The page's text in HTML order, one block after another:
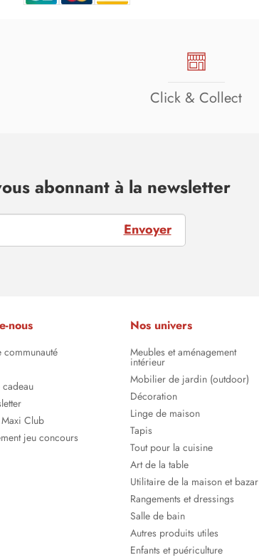
Click & Collect
abonnant à la newsletter
Envoyer
nous
communauté
cadeau
Club
jeu concours
Nos univers
Meubles et aménagement
intérieur
Mobilier de jardin (outdoor)
Décoration
Linge de maison
Tapis
Tout pour la cuisine
Art de la table
Utilitaire de la maison et bazar
Rangements et dressings
Salle de bain
Autres produits utiles
Enfants et puériculture